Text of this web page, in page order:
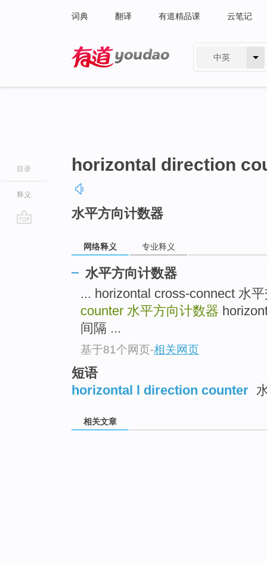
词典 翻译 有道精品课 云笔记
中英
目录
释义
horizontal direction
水平方向计数器
网络释义 专业释义
水平方向计数器
... horizontal cross-connect 水
counter 水平方向计数器
间隔 ...
基于81个网页-相关网页
短语
horizontal l direction counter
相关文章